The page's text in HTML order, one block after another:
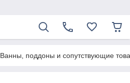
Ванны, поддоны и сопутствующие